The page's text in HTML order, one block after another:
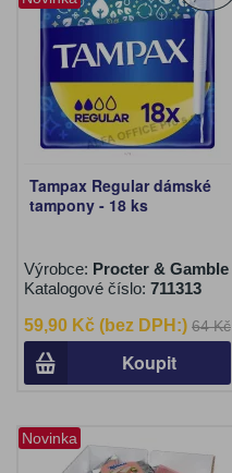
Tampax Regular dámské
tampony - 18 ks
Výrobce: Procter & Gamble
Katalogové číslo: 711313
59,90 Kč (bez DPH:) 64 Kč
Koupit
Novinka